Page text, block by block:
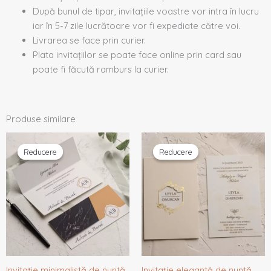
După bunul de tipar, invitațiile voastre vor intra în lucru
iar în 5-7 zile lucrătoare vor fi expediate către voi.
Livrarea se face prin curier.
Plata invitațiilor se poate face online prin card sau
poate fi făcută ramburs la curier.
Produse similare
Reducere
Reducere
inițial
a
fost:
1,36 lei.
Prețul
curent
este:
1,29 lei.
Reducere
Reducere
Prețul
inițial
a
2,02 lei.
Prețul
curent
este:
1,92 lei.